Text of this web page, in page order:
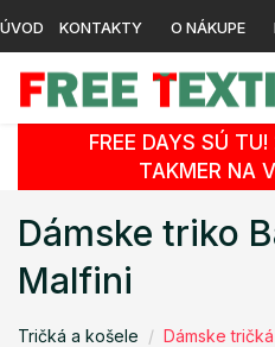
ÚVOD KONTAKTY O NÁKUPE
FREE DAYS SÚ
TAKMER NA
Dámske triko
Malfini
Tričká a košele Dámske tričká